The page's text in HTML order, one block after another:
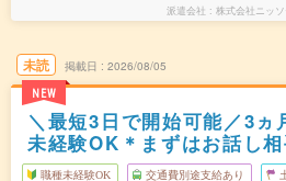
派遣会社 株式会社ニッ
未読
NEW
掲載日 2026/08/05
＼最短3日で開始可能／3ヵ
未経験OK＊まずはお話し相
職種未経験OK 交通費別途支給あり